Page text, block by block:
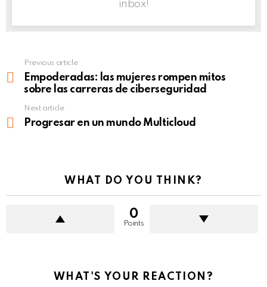
inbox!
more
Previous article
Empoderadas: las mujeres rompen mitos
sobre las carreras de ciberseguridad
Next article
Progresar en un mundo Multicloud
WHAT DO YOU THINK?
0
Points
WHAT'S YOUR REACTION?